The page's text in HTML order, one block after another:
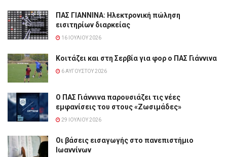
ΠΑΣ ΓΙΑΝΝΙΝΑ: Hλεκτρονική πώληση
εισιτηρίων διαρκείας
16 ΙΟΥΛΊΟΥ 2026
Κοιτάζει και στη Σερβία για φορ ο ΠΑΣ Γιάννινα
6 ΑΥΓΟΎΣΤΟΥ 2026
Ο ΠΑΣ Γιάννινα παρουσιάζει τις νέες
εμφανίσεις του στους «Ζωσιμάδες»
29 ΙΟΥΛΊΟΥ 2026
Οι βάσεις εισαγωγής στο πανεπιστήμιο
Ιωαννίνων